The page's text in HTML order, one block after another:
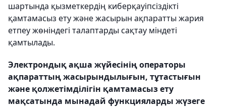
шартында қызметкердің киберқауіпсіздікті
қамтамасыз ету және жасырын ақпаратты жария
етпеу жөніндегі талаптарды сақтау міндеті
қамтылады.
Электрондық ақша жүйесінің операторы
ақпараттың жасырындылығын, тұтастығын
және қолжетімділігін қамтамасыз ету
мақсатында мынадай функцияларды жүзеге